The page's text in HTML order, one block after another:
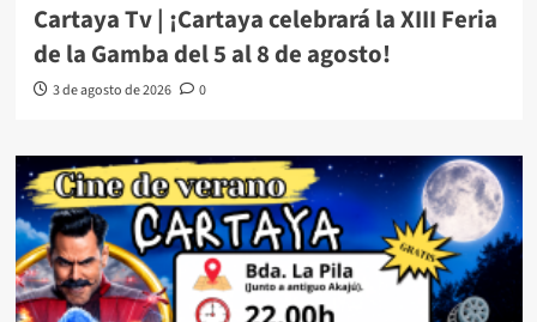
Cartaya Tv | ¡Cartaya celebrará la XIII Feria
de la Gamba del 5 al 8 de agosto!
3 de agosto de 2026 0